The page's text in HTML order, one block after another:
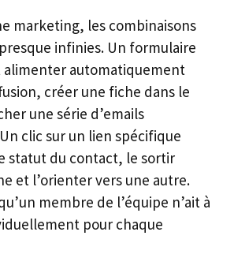
marketing, les combinaisons
infinies. Un formulaire
automatiquement
créer une fiche dans le
une série d’emails
clic sur un lien spécifique
statut du contact, le sortir
et l’orienter vers une autre.
membre de l’équipe n’ait à
pour chaque